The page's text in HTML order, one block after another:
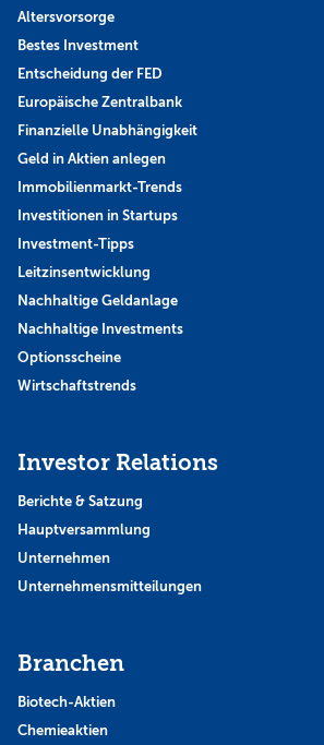
Altersvorsorge
Bestes Investment
Entscheidung der FED
Europäische Zentralbank
Finanzielle Unabhängigkeit
Geld in Aktien anlegen
Immobilienmarkt-Trends
Investitionen in Startups
Investment-Tipps
Leitzinsentwicklung
Nachhaltige Geldanlage
Nachhaltige Investments
Optionsscheine
Wirtschaftstrends
Investor Relations
Berichte & Satzung
Hauptversammlung
Unternehmen
Unternehmensmitteilungen
Branchen
Biotech-Aktien
Chemieaktien